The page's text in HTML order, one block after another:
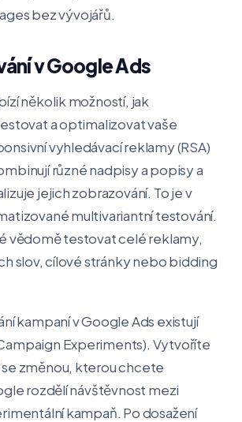
bez vývojářů.
v Google Ads
několik možností, jak
a optimalizovat vaše
vyhledávací reklamy (RSA)
různé nadpisy a popisy a
jejich zobrazování. To je v
multivariantní testování.
vědomě testovat celé reklamy,
slov, cílové stránky nebo bidding
kampaní v Google Ads existují
Experiments). Vytvoříte
změnou, kterou chcete
rozdělí návštěvnost mezi
kampaň. Po dosažení